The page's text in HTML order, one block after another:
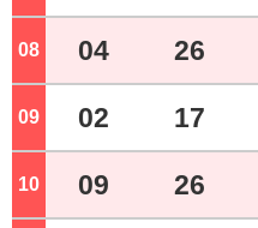
08 04 26
09 02 17
10 09 26